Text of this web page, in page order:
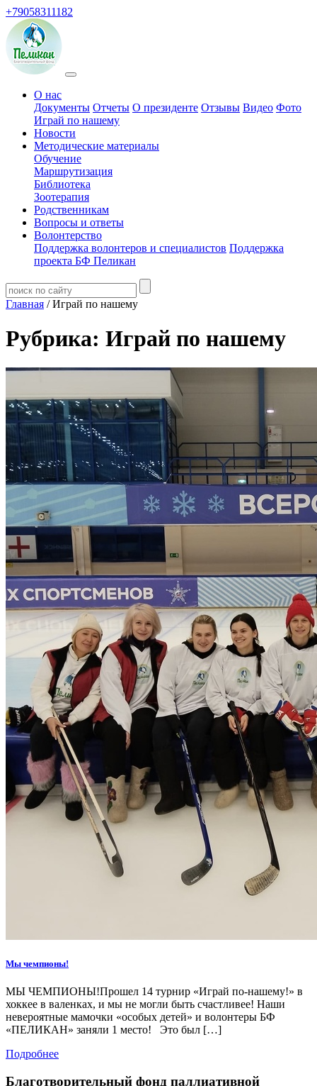
+79058311182
О нас
Документы Отчеты О президенте Отзывы Видео Фото
Играй по нашему
Новости
Методические материалы
Обучение
Маршрутизация
Библиотека
Зоотерапия
Родственникам
Вопросы и ответы
Волонтерство
Поддержка волонтеров и специалистов Поддержка
проекта БФ Пеликан
Главная / Играй по нашему
Рубрика: Играй по нашему
Мы чемпионы!
МЫ ЧЕМПИОНЫ!Прошел 14 турнир «Играй по-нашему!» в
хоккее в валенках, и мы не могли быть счастливее! Наши
невероятные мамочки «особых детей» и волонтеры БФ
«ПЕЛИКАН» заняли 1 место! Это был […]
Подробнее
Благотворительный фонд паллиативной